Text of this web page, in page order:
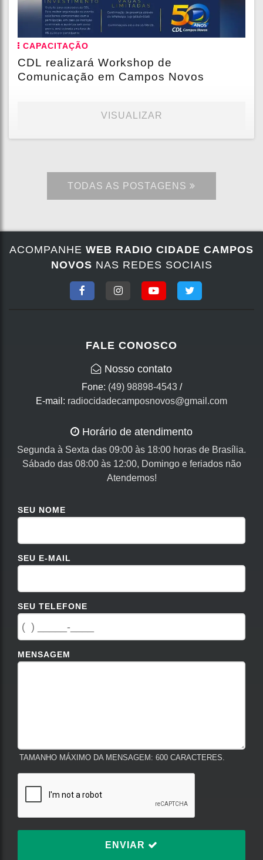
CAPACITAÇÃO
CDL realizará Workshop de
Comunicação em Campos Novos
VISUALIZAR
TODAS AS POSTAGENS
ACOMPANHE WEB RADIO CIDADE CAMPOS
NOVOS NAS REDES SOCIAIS
FALE CONOSCO
Nosso contato
Fone: (49) 98898-4543/
E-mail: radiocidadecamposnovos@gmail.com
Horário de atendimento
Segunda à Sexta das 09:00 às 18:00 horas de Brasília.
Sábado das 08:00 às 12:00, Domingo e feriados não
Atendemos!
SEU NOME
SEU E-MAIL
SEU TELEFONE
MENSAGEM
TAMANHO MÁXIMO DA MENSAGEM: 600 CARACTERES.
ENVIAR